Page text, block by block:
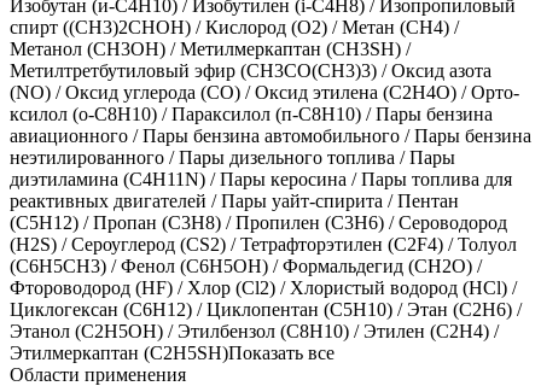
Изобутан (и-C4H10) /Изобутилен (i-С4Н8) /Изопропиловый
спирт ((CH3)2CHOH) /Кислород (O2) /Метан (CH4) /
Метанол (CH3OH) /Метилмеркаптан (CH3SH) /
Метилтретбутиловый эфир (CH3СО(CH3)3) /Оксид азота
(NO) /Оксид углерода (CO) /Оксид этилена (C2H4O) /Орто-
ксилол (о-C8H10) /Параксилол (п-C8H10) /Пары бензина
авиационного /Пары бензина автомобильного /Пары бензина
неэтилированного /Пары дизельного топлива /Пары
диэтиламина (C4H11N) /Пары керосина /Пары топлива для
реактивных двигателей /Пары уайт-спирита /Пентан
(C5H12) /Пропан (C3H8) /Пропилен (C3H6) /Сероводород
(H2S) /Сероуглерод (СS2) /Тетрафторэтилен (С2F4) /Толуол
(C6H5CH3) /Фенол (C6H5OH) /Формальдегид (CH2O) /
Фтороводород (HF) / Хлор (Cl2) / Хлористый водород (HCl) /
Циклогексан (C6H12) /Циклопентан (C5H10) /Этан (C2H6) /
Этанол (C2H5OH) /Этилбензол (C8H10) /Этилен (C2H4) /
Этилмеркаптан (C2H5SH)Показать все
Области применения